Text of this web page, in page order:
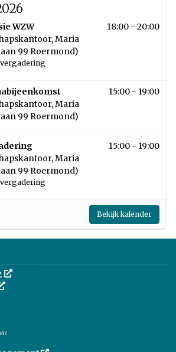
WZW
Maria
99 Roermond)
september 2026 18:00 - 20:00
Maria
99 Roermond)
september 2026 15:00 - 19:00
Maria
99 Roermond)
september 2026 15:00 - 19:00
Bekijk kalender
Deze link wordt in een nieuw venster geopend
Deze link wordt in een nieuw venster geopend